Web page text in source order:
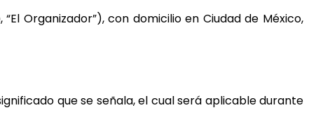
Organizador”), con domicilio en Ciudad de México,
que se señala, el cual será aplicable durante